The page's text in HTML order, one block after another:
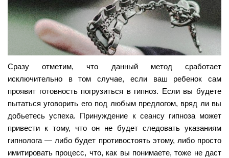
Сразу отметим, что данный метод сработает
исключительно в том случае, если ваш ребенок сам
проявит готовность погрузиться в гипноз. Если вы будете
пытаться уговорить его под любым предлогом, вряд ли вы
добьетесь успеха. Принуждение к сеансу гипноза может
привести к тому, что он не будет следовать указаниям
гипнолога — либо будет противостоять этому, либо просто
имитировать процесс, что, как вы понимаете, тоже не даст